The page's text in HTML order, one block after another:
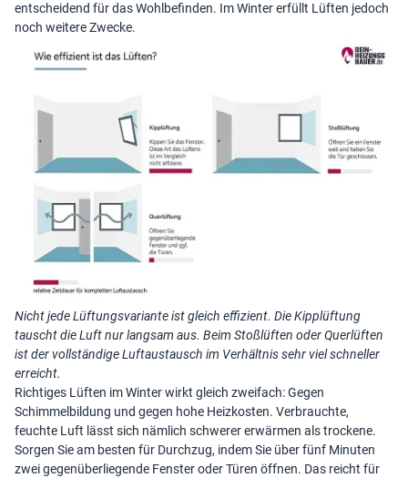
entscheidend für das Wohlbefinden. Im Winter erfüllt Lüften jedoch
noch weitere Zwecke.
Nicht jede Lüftungsvariante ist gleich effizient. Die Kipplüftung
tauscht die Luft nur langsam aus. Beim Stoßlüften oder Querlüften
ist der vollständige Luftaustausch im Verhältnis sehr viel schneller
erreicht.
Richtiges Lüften im Winterwirkt gleich zweifach: Gegen
Schimmelbildung und gegen hohe Heizkosten. Verbrauchte,
feuchte Luft lässt sich nämlich schwerer erwärmen als trockene.
Sorgen Sie am besten für Durchzug, indem Sie über fünf Minuten
zwei gegenüberliegende Fenster oder Türen öffnen. Das reicht für